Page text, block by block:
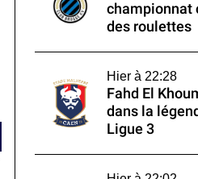
championnat
des roulettes
Hier à 22:28
Fahd El
dans la
Ligue 3